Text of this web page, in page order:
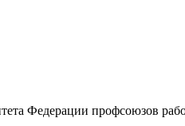
Федерации профсоюзов